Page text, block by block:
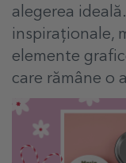
alegerea
inspiraționale,
elemente
care rămâne o